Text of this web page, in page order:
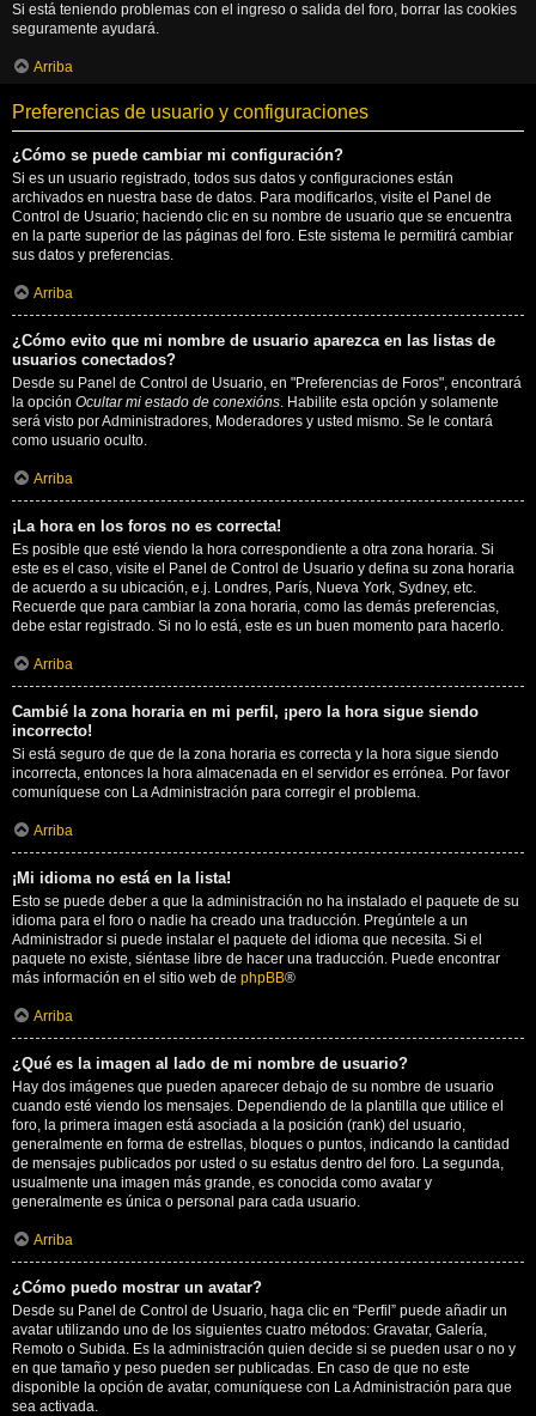
Si está teniendo problemas con el ingreso o salida del foro, borrar las cookies
seguramente ayudará.
Arriba
Preferencias de usuario y configuraciones
¿Cómo se puede cambiar mi configuración?
Si es un usuario registrado, todos sus datos y configuraciones están
archivados en nuestra base de datos. Para modificarlos, visite el Panel de
Control de Usuario; haciendo clic en su nombre de usuario que se encuentra
en la parte superior de las páginas del foro. Este sistema le permitirá cambiar
sus datos y preferencias.
Arriba
¿Cómo evito que mi nombre de usuario aparezca en las listas de
usuarios conectados?
Desde su Panel de Control de Usuario, en "Preferencias de Foros", encontrará
la opción Ocultar mi estado de conexións. Habilite esta opción y solamente
será visto por Administradores, Moderadores y usted mismo. Se le contará
como usuario oculto.
Arriba
¡La hora en los foros no es correcta!
Es posible que esté viendo la hora correspondiente a otra zona horaria. Si
este es el caso, visite el Panel de Control de Usuario y defina su zona horaria
de acuerdo a su ubicación, e.j. Londres, París, Nueva York, Sydney, etc.
Recuerde que para cambiar la zona horaria, como las demás preferencias,
debe estar registrado. Si no lo está, este es un buen momento para hacerlo.
Arriba
Cambié la zona horaria en mi perfil, ¡pero la hora sigue siendo
incorrecto!
Si está seguro de que de la zona horaria es correcta y la hora sigue siendo
incorrecta, entonces la hora almacenada en el servidor es errónea. Por favor
comuníquese con La Administración para corregir el problema.
Arriba
¡Mi idioma no está en la lista!
Esto se puede deber a que la administración no ha instalado el paquete de su
idioma para el foro o nadie ha creado una traducción. Pregúntele a un
Administrador si puede instalar el paquete del idioma que necesita. Si el
paquete no existe, siéntase libre de hacer una traducción. Puede encontrar
más información en el sitio web de phpBB®
Arriba
¿Qué es la imagen al lado de mi nombre de usuario?
Hay dos imágenes que pueden aparecer debajo de su nombre de usuario
cuando esté viendo los mensajes. Dependiendo de la plantilla que utilice el
foro, la primera imagen está asociada a la posición (rank) del usuario,
generalmente en forma de estrellas, bloques o puntos, indicando la cantidad
de mensajes publicados por usted o su estatus dentro del foro. La segunda,
usualmente una imagen más grande, es conocida como avatar y
generalmente es única o personal para cada usuario.
Arriba
¿Cómo puedo mostrar un avatar?
Desde su Panel de Control de Usuario, haga clic en “Perfil” puede añadir un
avatar utilizando uno de los siguientes cuatro métodos: Gravatar, Galería,
Remoto o Subida. Es la administración quien decide si se pueden usar o no y
en que tamaño y peso pueden ser publicadas. En caso de que no este
disponible la opción de avatar, comuníquese con La Administración para que
sea activada.